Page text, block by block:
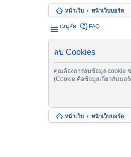
u
r
)
หน้าเว็บ หน้าเว็บบอร์ด
เมนูลัด FAQ
ลบ Cookies
คุณต้องการลบข้อมูล cookie
(Cookie คือข้อมูลเกี่ยวกับบอ
หน้าเว็บ หน้าเว็บบอร์ด